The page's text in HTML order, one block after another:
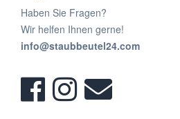
Haben Sie Fragen?
Wir helfen Ihnen gerne!
info@staubbeutel24.com